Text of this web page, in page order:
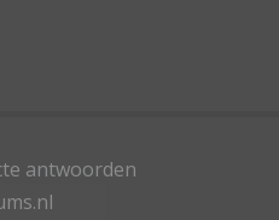
antwoorden